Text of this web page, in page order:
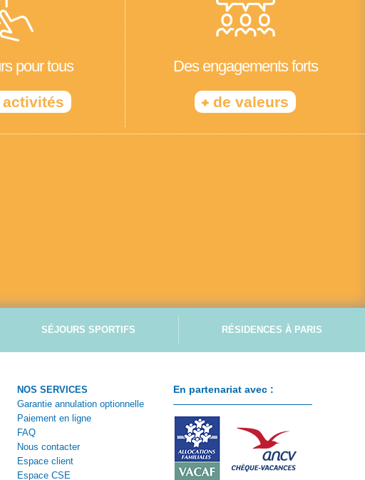
pour tous Des engagements forts
+ de valeurs
SÉJOURS SPORTIFS RÉSIDENCES À PARIS
NOS SERVICES
Garantie annulation optionnelle
Paiement en ligne
FAQ
Nous contacter
Espace client
Espace CSE
En partenariat avec :